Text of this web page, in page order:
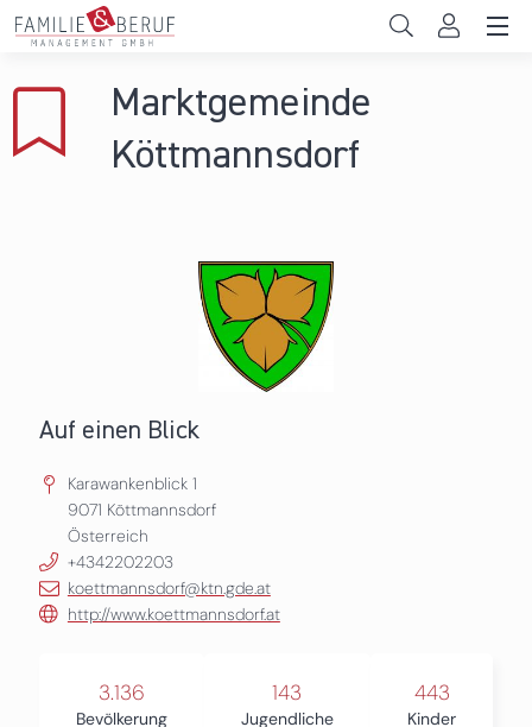
Direkt zum Inhalt
Gemeinden
Marktgemeinde
Köttmannsdorf
Auf einen Blick
Karawankenblick 1
9071 Köttmannsdorf
Österreich
+4342202203
koettmannsdorf@ktn.gde.at
http://www.koettmannsdorf.at
3.136
Bevölkerung
143
Jugendliche
443
Kinder